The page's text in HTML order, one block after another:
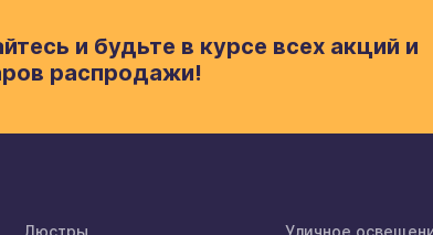
и будьте в курсе всех акций и
распродажи!
Люстры Уличное